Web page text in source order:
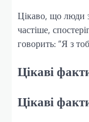
Цікаво, що люди
частіше,
говорить: “Я з
Цікаві
Цікаві